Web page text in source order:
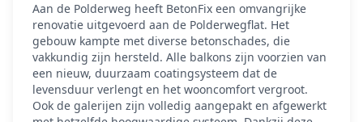
Aan de Polderweg heeft BetonFix een omvangrijke
renovatie uitgevoerd aan de Polderwegflat. Het
gebouw kampte met diverse betonschades, die
vakkundig zijn hersteld. Alle balkons zijn voorzien van
een nieuw, duurzaam coatingsysteem dat de
levensduur verlengt en het wooncomfort vergroot.
Ook de galerijen zijn volledig aangepakt en afgewerkt